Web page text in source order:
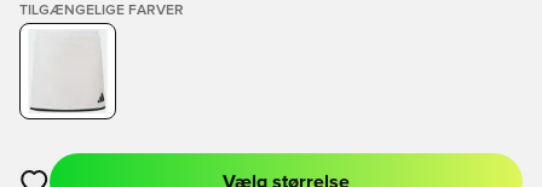
TILGÆNGELIGE FARVER
Vælg størrelse